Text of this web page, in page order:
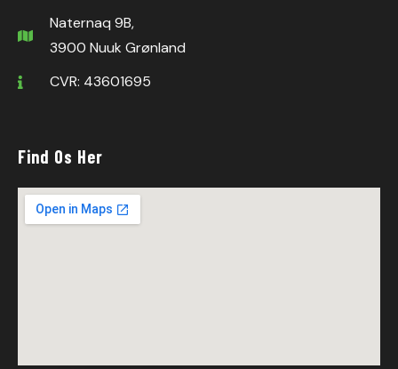
Naternaq 9B,
3900 Nuuk Grønland
CVR: 43601695
Find Os Her